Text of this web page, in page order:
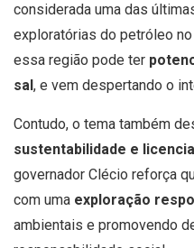
considerada uma das
exploratórias do petróleo
essa região pode ter
sal , e vem despertando o
Contudo, o tema também
sustentabilidade e
governador Clécio reforça
com uma exploração
ambientais e promovendo